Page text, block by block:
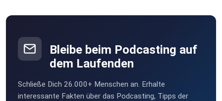
https://www.patreon.com/hurtssogoodpp Love
Bleibe beim Podcasting auf
dem Laufenden
Schließe Dich 26.000+ Menschen an. Erhalte
interessante Fakten über das Podcasting, Tipps der